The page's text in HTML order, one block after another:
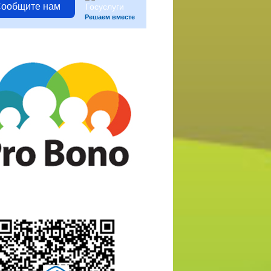
нам
Решаем вместе